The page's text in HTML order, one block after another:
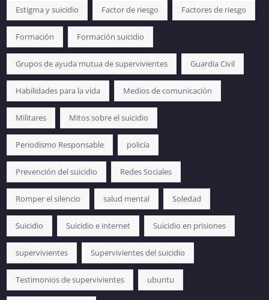
Estigma y suicidio Factor de riesgo Factores de riesgo
Formación Formación suicidio
Grupos de ayuda mutua de supervivientes Guardia Civil
Habilidades para la vida Medios de comunicación
Militares Mitos sobre el suicidio
Periodismo Responsable policía
Prevención del suicidio Redes Sociales
Romper el silencio salud mental Soledad
Suicidio Suicidio e internet Suicidio en prisiones
supervivientes Supervivientes del suicidio
Testimonios de supervivientes ubuntu